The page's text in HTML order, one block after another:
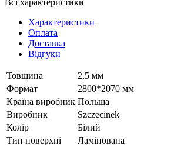
Характеристики
Оплата
Доставка
Відгуки
Товщина
2,5 мм
Формат
2800*2070 мм
Країна виробник Польща
Виробник
Szczecinek
Колір
Білий
Тип поверхні
Ламінована